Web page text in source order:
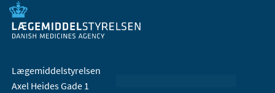
Lægemiddelstyrelsen
Axel Heides Gade 1